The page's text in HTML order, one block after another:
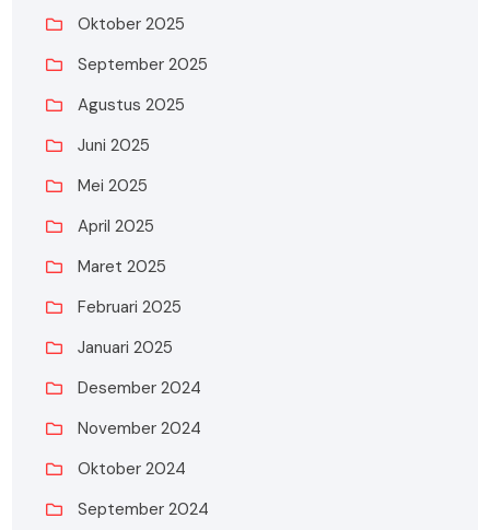
Oktober 2025
September 2025
Agustus 2025
Juni 2025
Mei 2025
April 2025
Maret 2025
Februari 2025
Januari 2025
Desember 2024
November 2024
Oktober 2024
September 2024